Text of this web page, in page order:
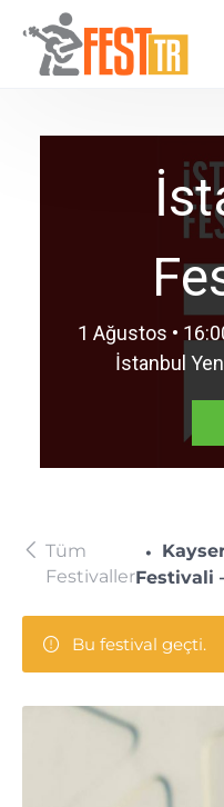
Ana içeriğe atla
1 Ağustos •
İstanbul
Tüm
FestivallerFestivali
Bu festival geçti.